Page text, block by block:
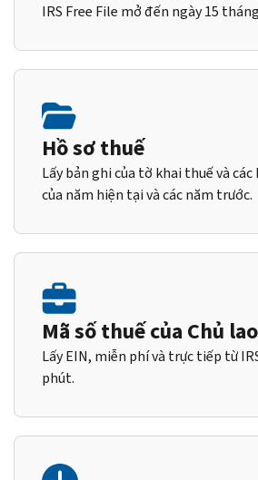
IRS Free File mở đến ngày 15
Hồ sơ thuế
Lấy bản ghi của tờ khai thuế và
của năm hiện tại và các năm trước.
Mã số thuế của Chủ
Lấy EIN, miễn phí và trực tiếp từ
phút.